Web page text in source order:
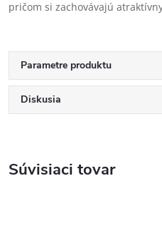
pričom si zachovávajú
Parametre produktu
Diskusia
Súvisiaci tovar